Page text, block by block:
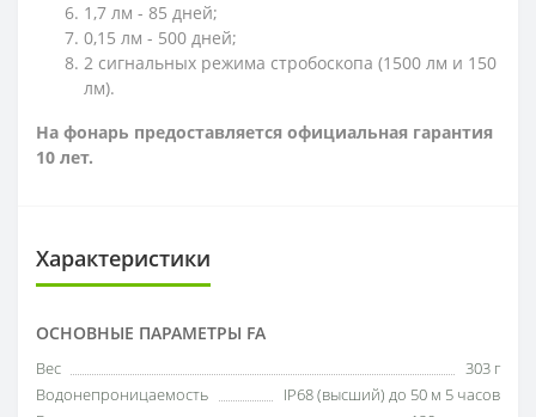
1,7 лм - 85 дней;
0,15 лм - 500 дней;
2 сигнальных режима стробоскопа (1500 лм и 150
лм).
На фонарь предоставляется официальная гарантия
10 лет.
Характеристики
ОСНОВНЫЕ ПАРАМЕТРЫ FA
Вес
303 г
Водонепроницаемость
IP68 (высший) до 50 м 5 часов